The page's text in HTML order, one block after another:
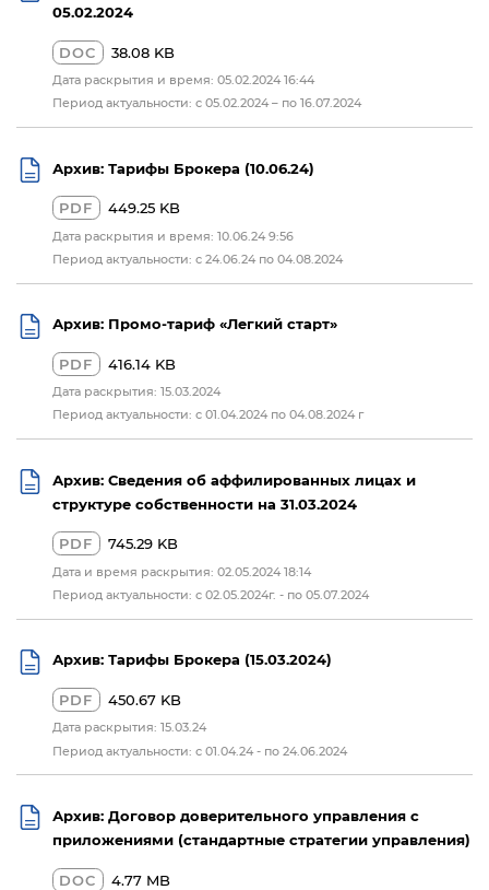
05.02.2024
DOC 38.08 KB
Дата раскрытия и время: 05.02.2024 16:44
Период актуальности: с 05.02.2024 – по 16.07.2024
Архив: Тарифы Брокера (10.06.24)
PDF 449.25 KB
Дата раскрытия и время: 10.06.24 9:56
Период актуальности: с 24.06.24 по 04.08.2024
Архив: Промо-тариф «Легкий старт»
PDF 416.14 KB
Дата раскрытия: 15.03.2024
Период актуальности: с 01.04.2024 по 04.08.2024 г
Архив: Сведения об аффилированных лицах и
структуре собственности на 31.03.2024
PDF 745.29 KB
Дата и время раскрытия: 02.05.2024 18:14
Период актуальности: с 02.05.2024г. - по 05.07.2024
Архив: Тарифы Брокера (15.03.2024)
PDF 450.67 KB
Дата раскрытия: 15.03.24
Период актуальности: с 01.04.24 - по 24.06.2024
Архив: Договор доверительного управления с
приложениями (стандартные стратегии управления)
DOC 4.77 MB